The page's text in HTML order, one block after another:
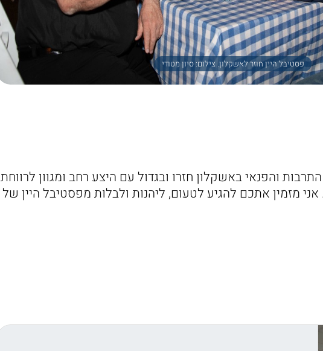
פסטיבל היין חוזר לאשקלון. צילום: סיון מטודי
התרבות והפנאי באשקלון חזרו ובגדול עם היצע רחב ומגוון לרווחת
מזמין אתכם להגיע לטעום, ליהנות ולבלות מפסטיבל היין של